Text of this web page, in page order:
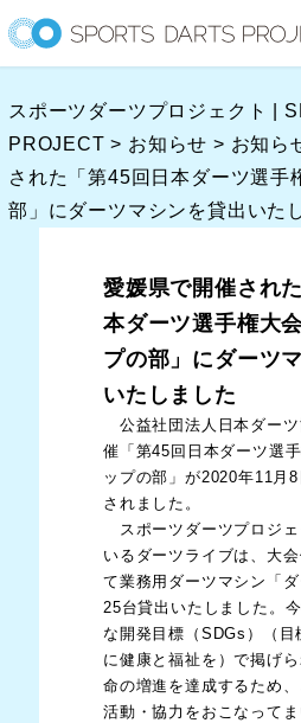
内
容
ス
キ
ッ
プ
スポーツダーツプロジェクト |
PROJECT > お知らせ > お知ら
された「第45回日本ダーツ選手
部」にダーツマシンを貸出いた
愛媛県で開催され
本ダーツ選手権大
プの部」にダーツ
いたしました
公益社団法人日本ダー
催「第45回日本ダーツ選
ップの部」が2020年11月
されました。
スポーツダーツプロジェ
いるダーツライブは、大
て業務用ダーツマシン「
25台貸出いたしました。今
な開発目標（SDGs）
（
に健康と福祉を）で掲げ
命の増進を達成するため
活動・協力をおこなってま